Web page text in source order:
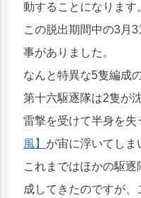
動することになります
この脱出期間中の3月
事がありました。
なんと特異な5隻編成
第十六駆逐隊は2隻が沈
雷撃を受けて半身を失
風】 が宙に浮いてしま
これまではほかの駆
成してきたのですが、